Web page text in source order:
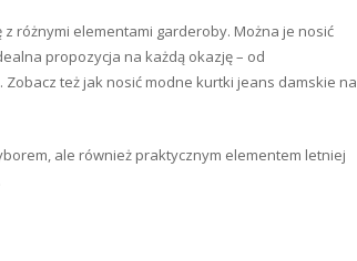
z różnymi elementami garderoby. Można je nosić
propozycja na każdą okazję – od
też jak nosić modne kurtki jeans damskie na
ale również praktycznym elementem letniej